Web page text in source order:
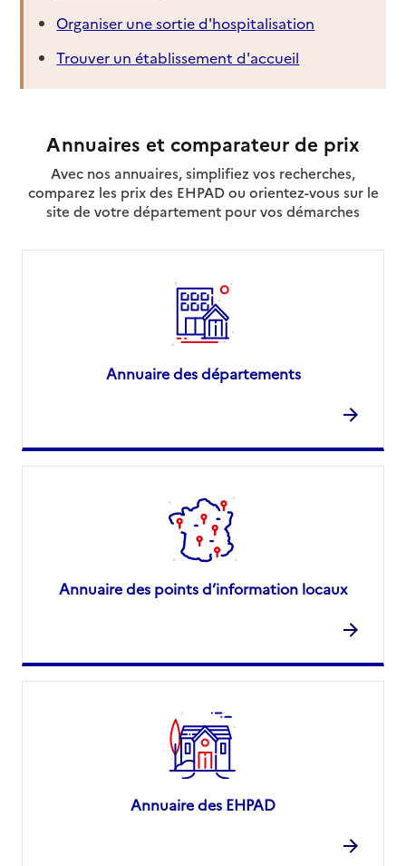
Organiser une sortie d'hospitalisation
Trouver un établissement d'accueil
Annuaires et comparateur de prix
Avec nos annuaires, simplifiez vos recherches,
comparez les prix des EHPAD ou orientez-vous sur le
site de votre département pour vos démarches
Annuaire des départements
Annuaire des points d’information locaux
Annuaire des EHPAD